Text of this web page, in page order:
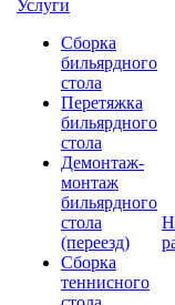
Услуги
Сборка
бильярдного
стола
Перетяжка
бильярдного
стола
Демонтаж-
монтаж
бильярдного
стола
(переезд)
Сборка
теннисного